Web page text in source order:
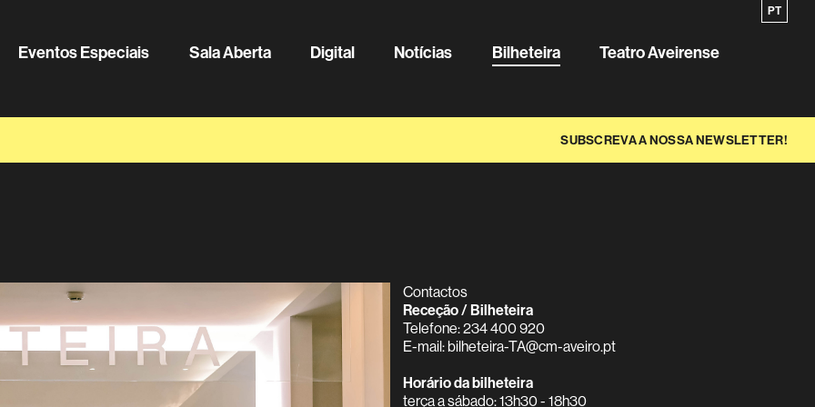
Eventos Especiais Sala Aberta Digital Notícias Bilheteira Sobre o
Teatro Aveirense
PT
SUBSCREVA A NOSSA NEWSLETTER!
Contactos
Receção / Bilheteira
Telefone: 234 400 920
E-mail: bilheteira-TA@cm-aveiro.pt
Horário da bilheteira
terça a sábado: 13h30 - 18h30